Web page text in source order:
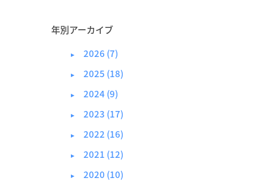
年別アーカイブ
► 2026 (7)
► 2025 (18)
► 2024 (9)
► 2023 (17)
► 2022 (16)
► 2021 (12)
► 2020 (10)